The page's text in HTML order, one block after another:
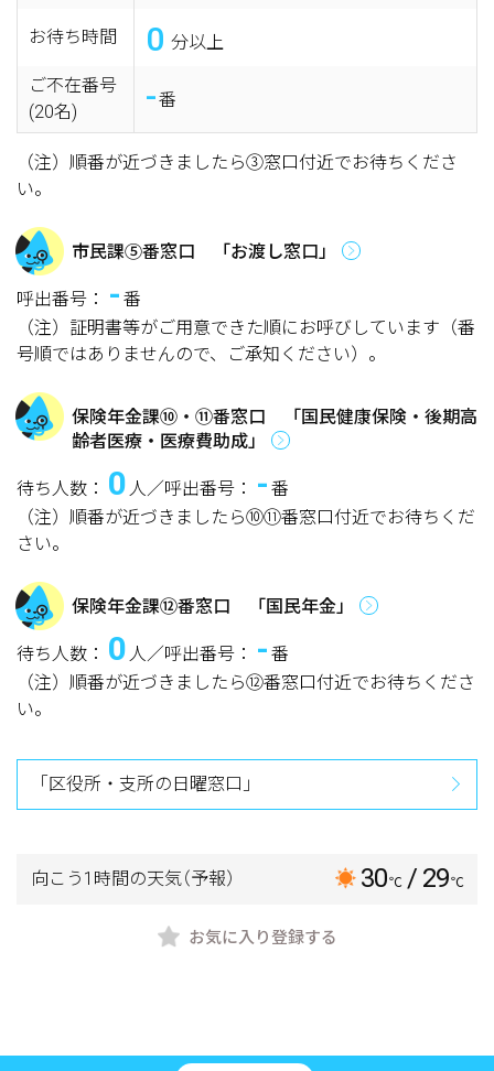
お待ち時間 0 分以上
ご不在番号
(20名)
-番
（注）順番が近づきましたら③窓口付近でお待ちくださ
い。
市民課⑤番窓口 「お渡し窓口」
呼出番号： - 番
（注）証明書等がご用意できた順にお呼びしています（番
号順ではありませんので、ご承知ください）。
保険年金課⑩・⑪番窓口 「国民健康保険・後期高
齢者医療・医療費助成」
待ち人数： 0 人／呼出番号： - 番
（注）順番が近づきましたら⑩⑪番窓口付近でお待ちくだ
さい。
保険年金課⑫番窓口 「国民年金」
待ち人数： 0 人／呼出番号： - 番
（注）順番が近づきましたら⑫番窓口付近でお待ちくださ
い。
「区役所・支所の日曜窓口」
向こう1時間の天気（予報） 30℃ / 29℃
お気に入り登録する